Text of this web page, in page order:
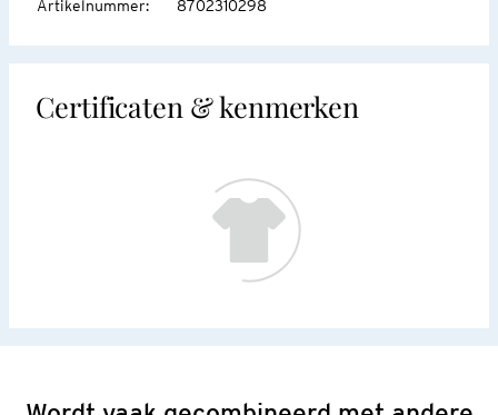
Artikelnummer: 8702310298
Certificaten & kenmerken